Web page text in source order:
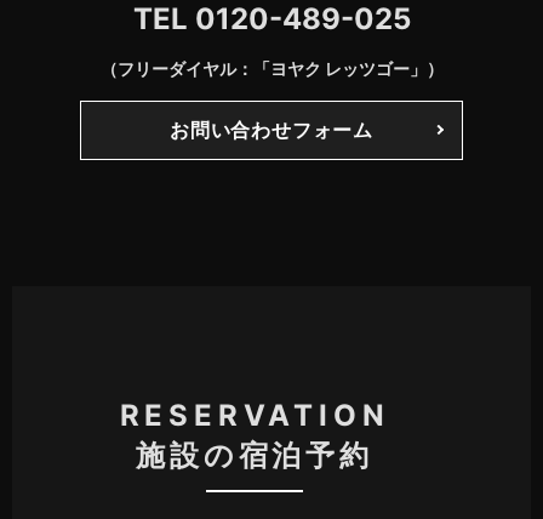
TEL 0120-489-025
（フリーダイヤル：「ヨヤク レッツゴー」）
お問い合わせフォーム
RESERVATION
施設の宿泊予約